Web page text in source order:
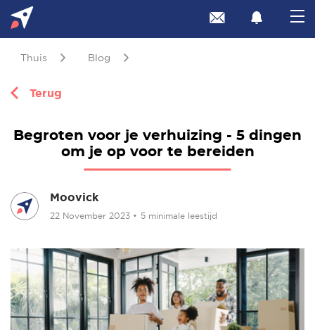
Thuis Blog
Terug
Begroten voor je verhuizing - 5 dingen
om je op voor te bereiden
Moovick
22 November 2023 • 5 minimale leestijd